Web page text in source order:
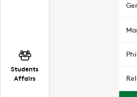
Students
Affairs